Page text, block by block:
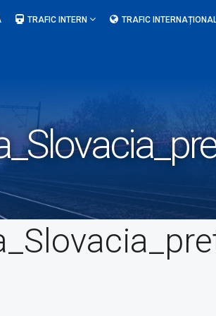
TRAFIC INTERN TRAFIC